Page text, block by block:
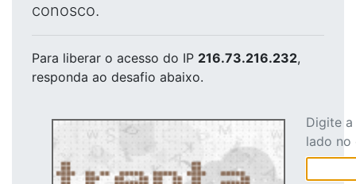
conosco.
Para liberar o acesso do IP 216.73.216.232,
responda ao desafio abaixo.
Digite
lado no